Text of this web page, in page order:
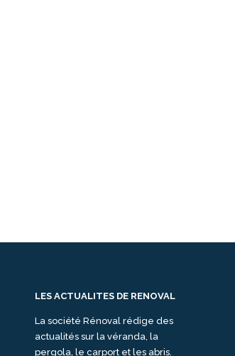
LES ACTUALITES DE RENOVAL
La société Rénoval rédige des
actualités sur la véranda, la
pergola, le carport et les abris.